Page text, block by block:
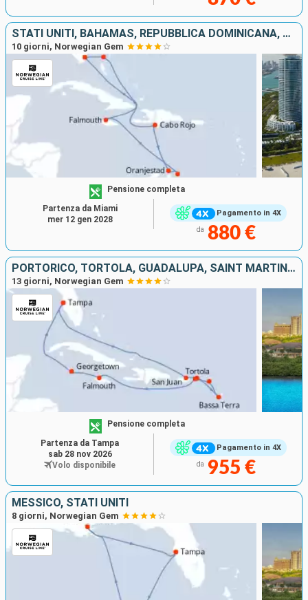
STATI UNITI, BAHAMAS, REPUBBLICA DOMINICANA, ARUBA, GIAMAICA
10 giorni, Norwegian Gem
Pagamento in 4X
Pensione completa
da 880 €
Partenza da Miami
mer 12 gen 2028
PORTORICO, TORTOLA, GUADALUPA, SAINT MARTIN, SAINT THOMAS, GIAMAICA, ISOLE CAYMAN, STATI UNITI
13 giorni, Norwegian Gem
Pagamento in 4X
Pensione completa
da 955 €
Partenza da Tampa
sab 28 nov 2026
Volo disponibile
MESSICO, STATI UNITI
8 giorni, Norwegian Gem